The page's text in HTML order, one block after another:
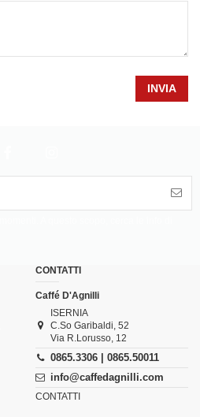
CONTATTI
Caffé D'Agnilli
ISERNIA
C.So Garibaldi, 52
Via R.Lorusso, 12
0865.3306 | 0865.50011
info@caffedagnilli.com
CONTATTI